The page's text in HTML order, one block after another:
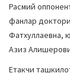
Расмий
фанлар
Фатхуллаевна,
Азиз
Етакчи